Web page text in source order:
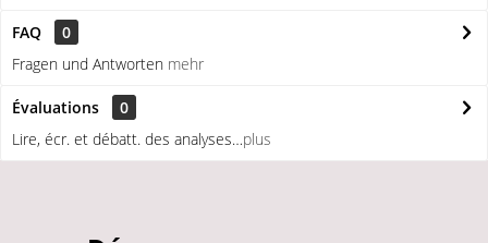
FAQ
0
Fragen und Antworten mehr
Évaluations
0
Lire, écr. et débatt. des analyses…plus